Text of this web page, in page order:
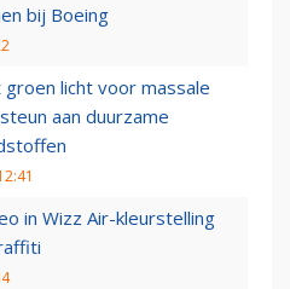
bij Boeing
licht voor massale
aan duurzame
in Wizz Air-kleurstelling